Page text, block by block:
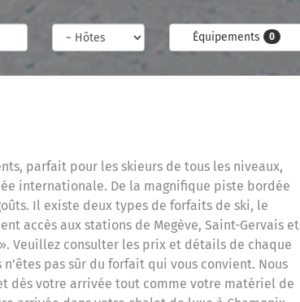
Équipements 0
parfait pour les skieurs de tous les niveaux,
internationale. De la magnifique piste bordée
Il existe deux types de forfaits de ski, le
accès aux stations de Megève, Saint-Gervais et
Veuillez consulter les prix et détails de chaque
pas sûr du forfait qui vous convient. Nous
dès votre arrivée tout comme votre matériel de